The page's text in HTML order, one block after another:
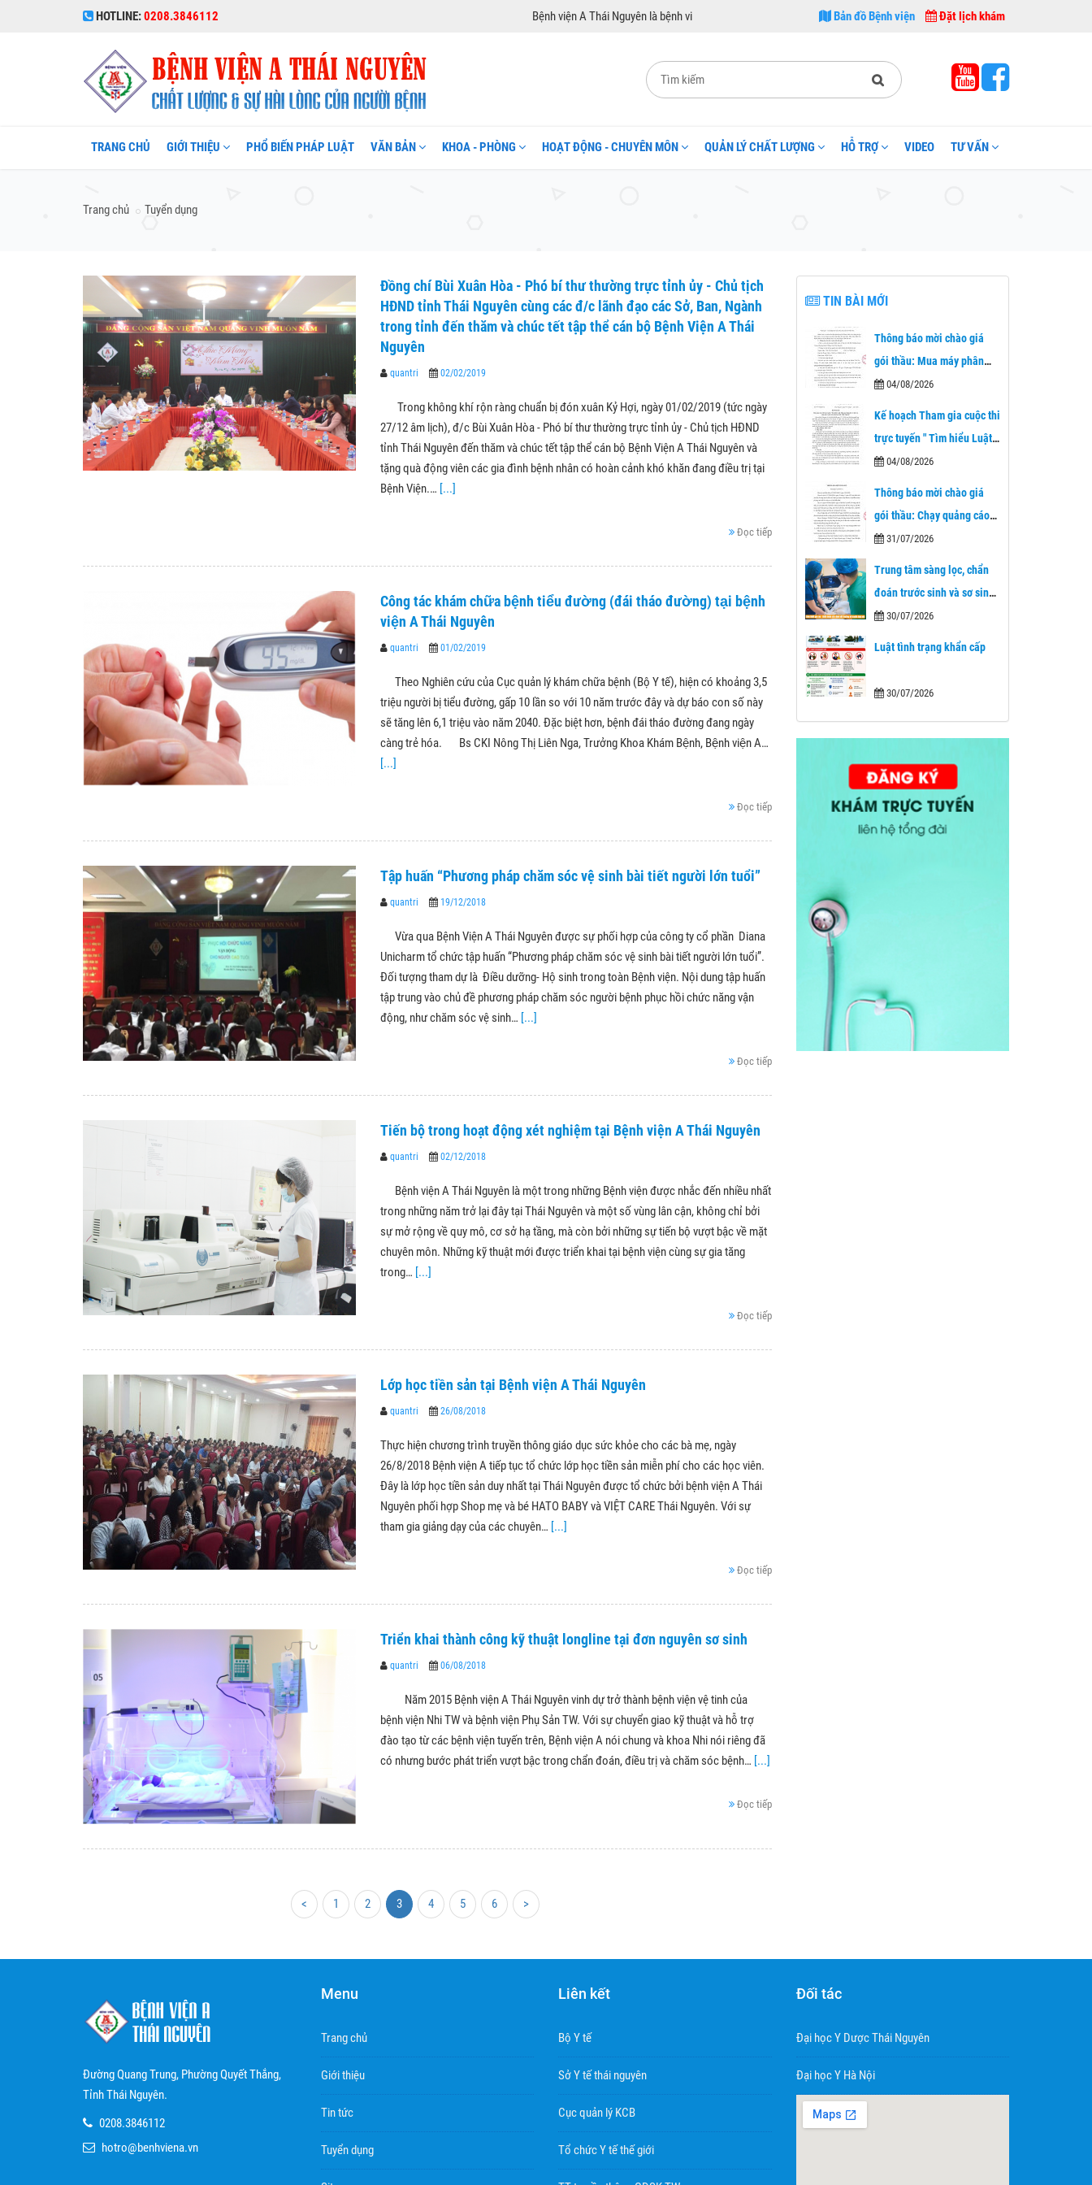
HOTLINE:0208.3846112 Bệnh viện A Thái Nguyên là bệnh viện đa khoa hạng I thuộc sở Y tế Thái Nguyên. 1. Công tác khám chữa bệnh: Bệnh viện
Bản đồ Bệnh viện Đặt lịch khám
TRANG CHỦ GIỚI THIỆU PHỔ BIẾN PHÁP LUẬT VĂN BẢN KHOA - PHÒNG HOẠT ĐỘNG - CHUYÊN MÔN QUẢN LÝ CHẤT LƯỢNG HỖ TRỢ VIDEO TƯ VẤN
Trang chủ Tuyển dụng
Đồng chí Bùi Xuân Hòa - Phó bí thư thường trực tỉnh ủy - Chủ tịch
HĐND tỉnh Thái Nguyên cùng các đ/c lãnh đạo các Sở, Ban, Ngành
trong tỉnh đến thăm và chúc tết tập thể cán bộ Bệnh Viện A Thái
Nguyên
quantri 02/02/2019
Trong không khí rộn ràng chuẩn bị đón xuân Kỷ Hợi, ngày 01/02/2019 (tức ngày
27/12 âm lịch), đ/c Bùi Xuân Hòa - Phó bí thư thường trực tỉnh ủy - Chủ tịch HĐND
tỉnh Thái Nguyên đến thăm và chúc tết tập thể cán bộ Bệnh Viện A Thái Nguyên và
tặng quà động viên các gia đình bệnh nhân có hoàn cảnh khó khăn đang điều trị tại
Bệnh Viện.… [...]
Đọc tiếp
Công tác khám chữa bệnh tiểu đường (đái tháo đường) tại bệnh
viện A Thái Nguyên
quantri 01/02/2019
Theo Nghiên cứu của Cục quản lý khám chữa bệnh (Bộ Y tế), hiện có khoảng 3,5
triệu người bị tiểu đường, gấp 10 lần so với 10 năm trước đây và dự báo con số này
sẽ tăng lên 6,1 triệu vào năm 2040. Đặc biệt hơn, bệnh đái tháo đường đang ngày
càng trẻ hóa. Bs CKI Nông Thị Liên Nga, Trưởng Khoa Khám Bệnh, Bệnh viện A…
[...]
Đọc tiếp
Tập huấn “Phương pháp chăm sóc vệ sinh bài tiết người lớn tuổi”
quantri 19/12/2018
Vừa qua Bệnh Viện A Thái Nguyên được sự phối hợp của công ty cổ phần Diana
Unicharm tổ chức tập huấn “Phương pháp chăm sóc vệ sinh bài tiết người lớn tuổi”.
Đối tượng tham dự là Điều dưỡng- Hộ sinh trong toàn Bệnh viện. Nội dung tập huấn
tập trung vào chủ đề phương pháp chăm sóc người bệnh phục hồi chức năng vận
động, như chăm sóc vệ sinh… [...]
Đọc tiếp
Tiến bộ trong hoạt động xét nghiệm tại Bệnh viện A Thái Nguyên
quantri 02/12/2018
Bệnh viện A Thái Nguyên là một trong những Bệnh viện được nhắc đến nhiều nhất
trong những năm trở lại đây tại Thái Nguyên và một số vùng lân cận, không chỉ bởi
sự mở rộng về quy mô, cơ sở hạ tầng, mà còn bởi những sự tiến bộ vượt bậc về mặt
chuyên môn. Những kỹ thuật mới được triển khai tại bệnh viện cùng sự gia tăng
trong… [...]
Đọc tiếp
Lớp học tiền sản tại Bệnh viện A Thái Nguyên
quantri 26/08/2018
Thực hiện chương trình truyền thông giáo dục sức khỏe cho các bà mẹ, ngày
26/8/2018 Bệnh viện A tiếp tục tổ chức lớp học tiền sản miễn phí cho các học viên.
Đây là lớp học tiền sản duy nhất tại Thái Nguyên được tổ chức bởi bệnh viện A Thái
Nguyên phối hợp Shop mẹ và bé HATO BABY và VIỆT CARE Thái Nguyên. Với sự
tham gia giảng dạy của các chuyên… [...]
Đọc tiếp
Triển khai thành công kỹ thuật longline tại đơn nguyên sơ sinh
quantri 06/08/2018
Năm 2015 Bệnh viện A Thái Nguyên vinh dự trở thành bệnh viện vệ tinh của
bệnh viện Nhi TW và bệnh viện Phụ Sản TW. Với sự chuyển giao kỹ thuật và hỗ trợ
đào tạo từ các bệnh viện tuyến trên, Bệnh viện A nói chung và khoa Nhi nói riêng đã
có nhưng bước phát triển vượt bậc trong chẩn đoán, điều trị và chăm sóc bệnh… [...]
Đọc tiếp
< 1 2 3 4 5 6 >
TIN BÀI MỚI
Thông báo mời chào giá
gói thầu: Mua máy phân
tích thành phần cơ thể của
04/08/2026
Kế hoạch Tham gia cuộc thi
trực tuyến " Tìm hiểu Luật
Tiếp cận thông tin và dịch
04/08/2026
Thông báo mời chào giá
gói thầu: Chạy quảng cáo
trên trang fanpage Bệnh
31/07/2026
Trung tâm sàng lọc, chẩn
đoán trước sinh và sơ sinh
Bệnh viện A– Dấu ấn mới
trong chăm sóc sức khỏe
30/07/2026
Luật tình trạng khẩn cấp
30/07/2026
Đường Quang Trung, Phường Quyết Thắng,
Tỉnh Thái Nguyên.
0208.3846112
hotro@benhviena.vn
Menu
Trang chủ
Giới thiệu
Tin tức
Tuyển dụng
Liên kết
Bộ Y tế
Sở Y tế thái nguyên
Cục quản lý KCB
Tổ chức Y tế thế giới
Đối tác
Đại học Y Dược Thái Nguyên
Đại học Y Hà Nội